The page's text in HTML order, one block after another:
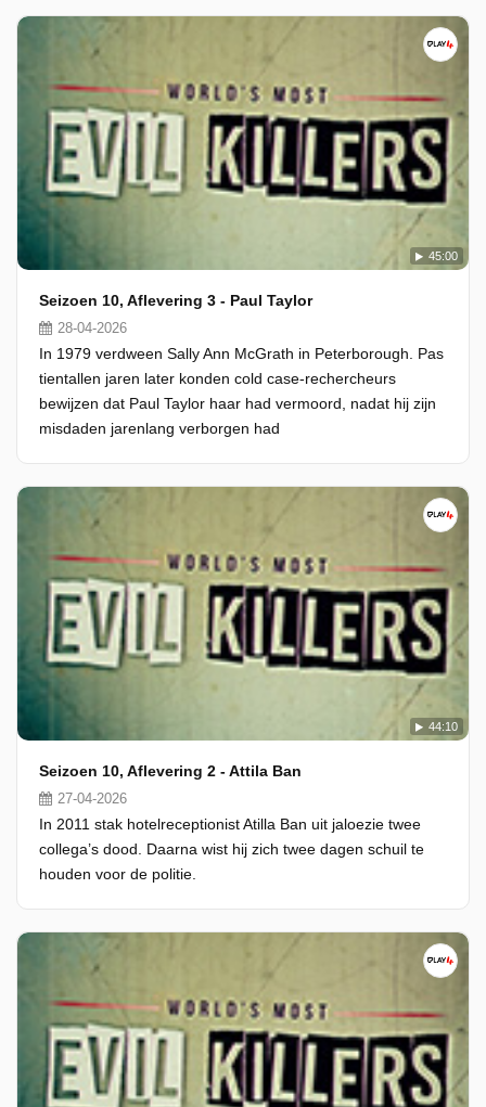
45:00
Seizoen 10, Aflevering 3 - Paul Taylor
28-04-2026
In 1979 verdween Sally Ann McGrath in Peterborough. Pas
tientallen jaren later konden cold case-rechercheurs
bewijzen dat Paul Taylor haar had vermoord, nadat hij zijn
misdaden jarenlang verborgen had
44:10
Seizoen 10, Aflevering 2 - Attila Ban
27-04-2026
In 2011 stak hotelreceptionist Atilla Ban uit jaloezie twee
collega’s dood. Daarna wist hij zich twee dagen schuil te
houden voor de politie.